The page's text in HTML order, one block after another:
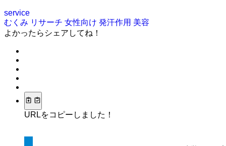
service
むくみ リサーチ 女性向け 発汗作用 美容
よかったらシェアしてね！
URLをコピーしました！